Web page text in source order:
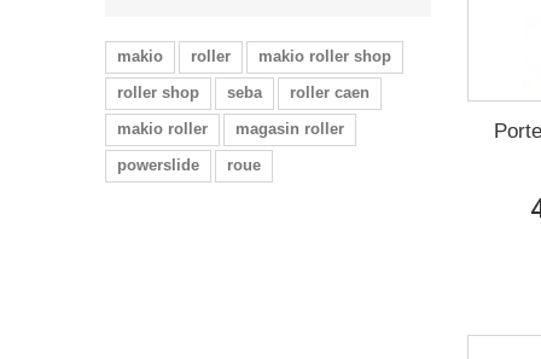
makio roller
makio roller shop
roller shop
seba
roller caen
makio roller
magasin roller
powerslide
roue